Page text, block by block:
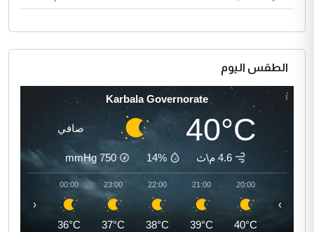
الطقس اليوم
Karbala Governorate
40°C صافي
4.6 م\ث 14%
750
mmHg
20:00
40°C
21:00
39°C
22:00
38°C
23:00
37°C
00:00
36°C
‹ ›